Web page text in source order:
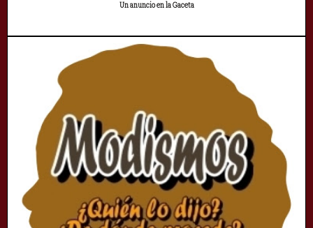
Un anuncio en la Gaceta